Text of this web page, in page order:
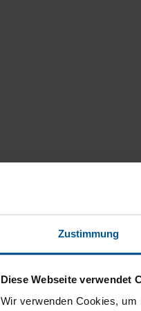
Zustimmung
Diese Webseite verwendet
Wir verwenden Cookies,